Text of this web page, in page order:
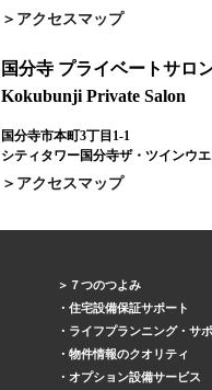
アクセスマップ
国分寺 プライベートサロ
Kokubunji Private Salon
国分寺市本町3丁目1-1
シティタワー国分寺ザ・ツインウエ
アクセスマップ
７つのつよみ
住宅設備保証サポート
ライフプランニング・サ
物件情報のクオリティ
オプション設備サービス